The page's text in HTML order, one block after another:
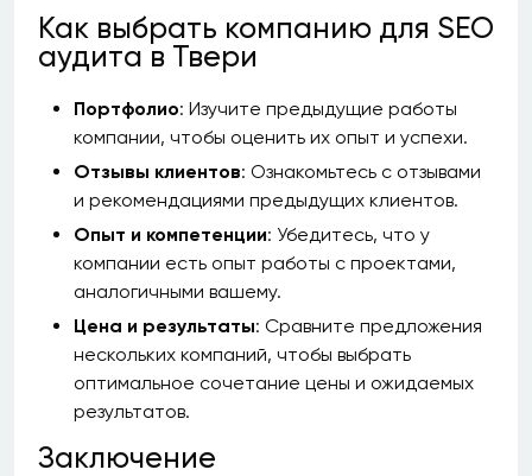
Как выбрать компанию для SEO
аудита в Твери
Портфолио: Изучите предыдущие работы
компании, чтобы оценить их опыт и успехи.
Отзывы клиентов: Ознакомьтесь с отзывами
и рекомендациями предыдущих клиентов.
Опыт и компетенции: Убедитесь, что у
компании есть опыт работы с проектами,
аналогичными вашему.
Цена и результаты: Сравните предложения
нескольких компаний, чтобы выбрать
оптимальное сочетание цены и ожидаемых
результатов.
Заключение